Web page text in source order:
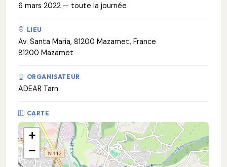
6 mars 2022 — toute la journée
LIEU
Av. Santa Maria, 81200 Mazamet, France
81200 Mazamet
ORGANISATEUR
ADEAR Tarn
CARTE
+
−